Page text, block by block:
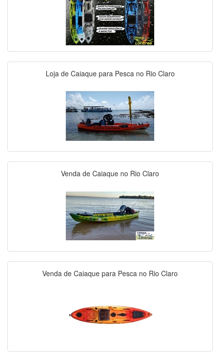
Loja de Caiaque para Pesca no Rio Claro
Venda de Caiaque no Rio Claro
Venda de Caiaque para Pesca no Rio Claro